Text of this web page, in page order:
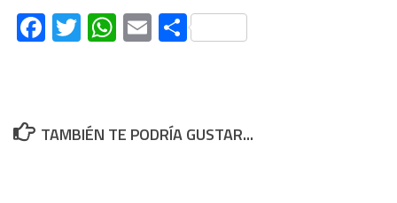
Facebook
Twitter
WhatsApp
EmailCompartir
TAMBIÉN TE PODRÍA GUSTAR...